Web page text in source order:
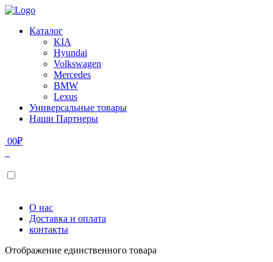
Каталог
KIA
Hyundai
Volkswagen
Mercedes
BMW
Lexus
Универсальные товары
Наши Партнеры
00₽
О нас
Доставка и оплата
контакты
Отображение единственного товара